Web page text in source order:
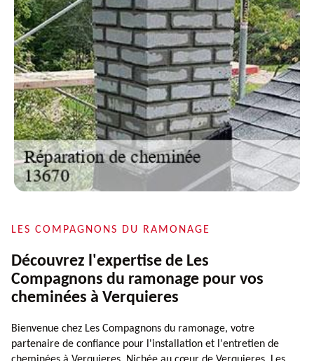
LES COMPAGNONS DU RAMONAGE
Découvrez l'expertise de Les
Compagnons du ramonage pour vos
cheminées à Verquieres
Bienvenue chez Les Compagnons du ramonage, votre
partenaire de confiance pour l'installation et l'entretien de